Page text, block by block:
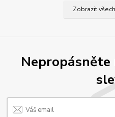
Zobrazit
Nepropásněte